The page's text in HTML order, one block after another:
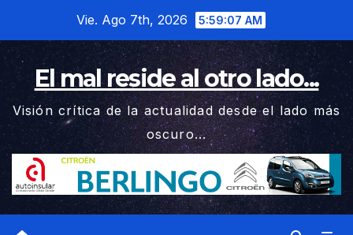
contenido
Vie. Ago 7th, 2026 5:59:08 AM
El mal reside al otro lado...
Visión crítica de la actualidad desde el lado más
oscuro...